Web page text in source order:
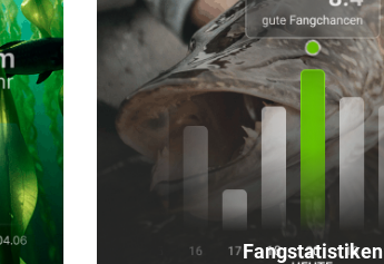
Fangstatistiken